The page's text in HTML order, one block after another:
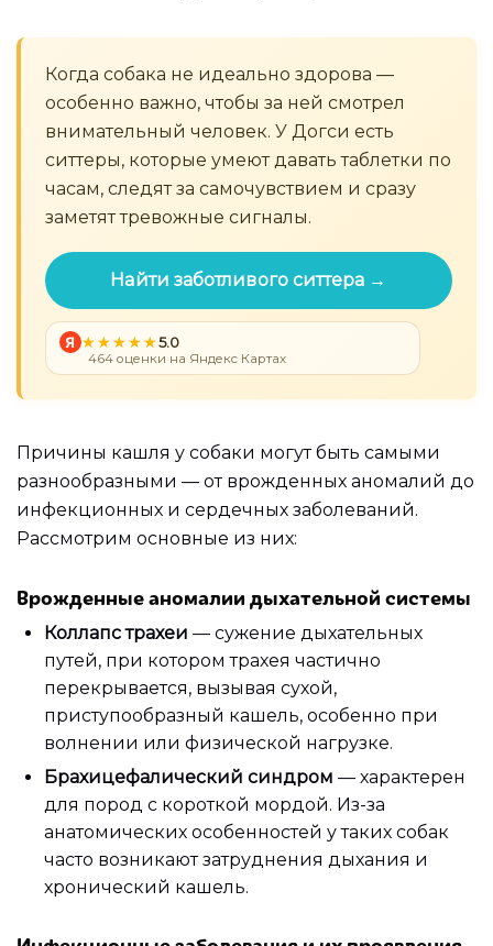
Когда собака не идеально здорова —
особенно важно, чтобы за ней смотрел
внимательный человек. У Догси есть
ситтеры, которые умеют давать таблетки по
часам, следят за самочувствием и сразу
заметят тревожные сигналы.
Найти заботливого ситтера →
Я 5.0
464 оценки на Яндекс Картах
Причины кашля у собаки могут быть самыми
разнообразными — от врожденных аномалий до
инфекционных и сердечных заболеваний.
Рассмотрим основные из них:
Врожденные аномалии дыхательной системы
Коллапс трахеи — сужение дыхательных
путей, при котором трахея частично
перекрывается, вызывая сухой,
приступообразный кашель, особенно при
волнении или физической нагрузке.
Брахицефалический синдром — характерен
для пород с короткой мордой. Из-за
анатомических особенностей у таких собак
часто возникают затруднения дыхания и
хронический кашель.